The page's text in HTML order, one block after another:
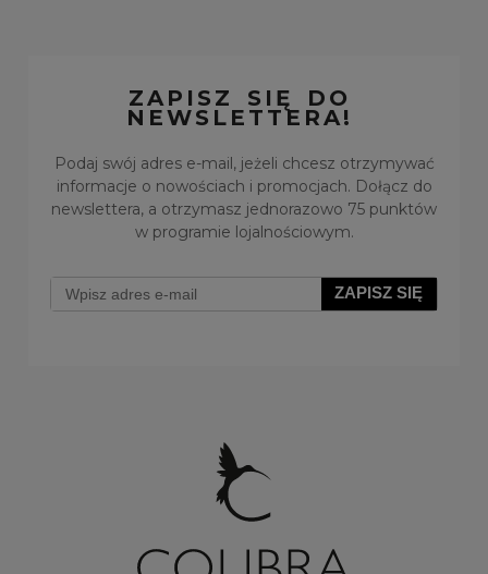
ZAPISZ SIĘ DO
NEWSLETTERA!
Podaj swój adres e-mail, jeżeli chcesz otrzymywać
informacje o nowościach i promocjach. Dołącz do
newslettera, a otrzymasz jednorazowo 75 punktów
w programie lojalnościowym.
ZAPISZ SIĘ